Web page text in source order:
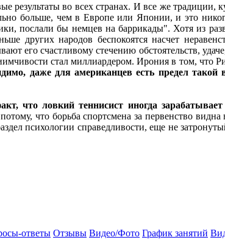
результаты во всех странах. И все же традиции,
больше, чем в Европе или Японии, и это
послали бы немцев на баррикады". Хотя из
других народов беспокоятся насчет
его счастливому стечению обстоятельств,
стал миллиардером. Ирония в том, что
даже для американцев есть предел
что ловкий теннисист иногда
что борьба спортсмена за первенство
психологии справедливости, еще не
ответы Отзывы Видео/Фото График занятий